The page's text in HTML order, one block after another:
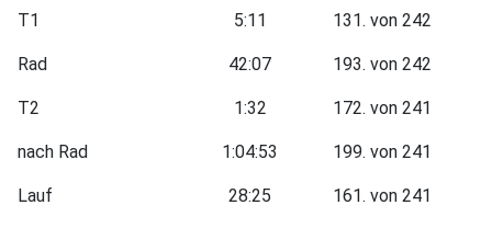
T1 5:11 131. von 242
Rad 42:07 193. von 242
T2 1:32 172. von 241
nach Rad 1:04:53 199. von 241
Lauf 28:25 161. von 241